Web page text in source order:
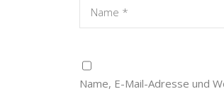
Name, E-Mail-Adresse und